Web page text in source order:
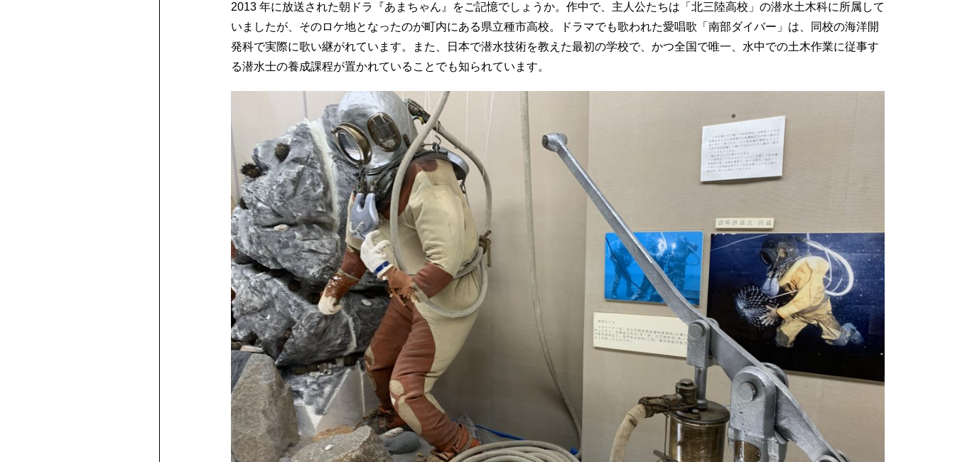
2013 年に放送された朝ドラ『あまちゃん』をご記憶でしょうか。作中で、主人公たちは「北三陸高校」の潜水土木科に所属して
いましたが、そのロケ地となったのが町内にある県立種市高校。ドラマでも歌われた愛唱歌「南部ダイバー」は、同校の海洋開
発科で実際に歌い継がれています。また、日本で潜水技術を教えた最初の学校で、かつ全国で唯一、水中での土木作業に従事す
る潜水士の養成課程が置かれていることでも知られています。